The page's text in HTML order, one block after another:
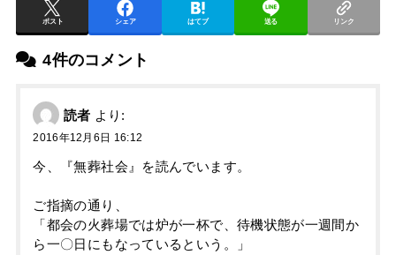
ポスト シェア はてブ 送る リンク
4件のコメント
読者 より:
2016年12月6日 16:12
今、『無葬社会』を読んでいます。
ご指摘の通り、
「都会の火葬場では炉が一杯で、待機状態が一週間か
ら一〇日にもなっているという。」